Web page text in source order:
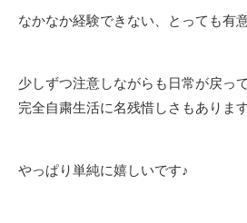
なかなか経験できない、とっても有
少しずつ注意しながらも日常が戻っ
完全自粛生活に名残惜しさもありま
やっぱり単純に嬉しいです♪